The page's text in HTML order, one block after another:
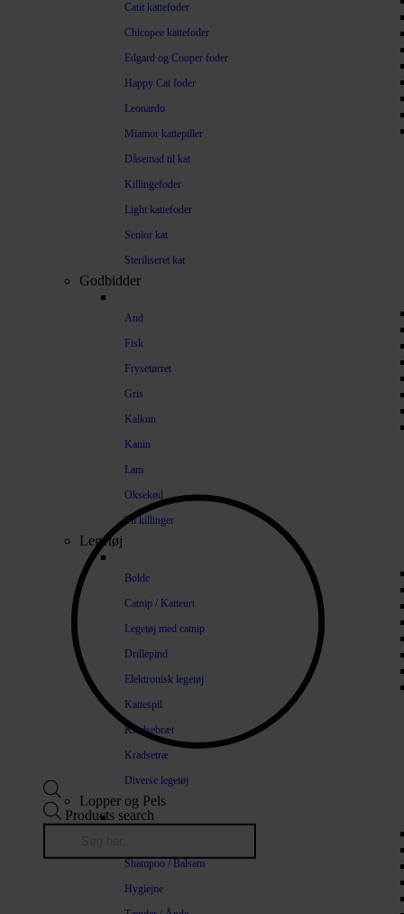
Catit kattefoder
Chicopee kattefoder
Edgard og Cooper foder
Happy Cat foder
Leonardo
Miamor kattepiller
Dåsemad til kat
Killingefoder
Light kattefoder
Senior kat
Steriliseret kat
Godbidder
And
Fisk
Frysetørret
Gris
Kalkun
Kanin
Lam
Oksekød
Til killinger
Legetøj
Bolde
Catnip / Katteurt
Legetøj med catnip
Drillepind
Elektronisk legetøj
Kattespil
Kradsebræt
Kradsetræ
Diverse legetøj
Lopper og Pels
Shampoo / Balsam
Hygiejne
Products search